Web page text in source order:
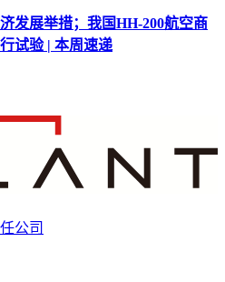
发展举措；我国HH-200航空商
试验 | 本周速递
公司